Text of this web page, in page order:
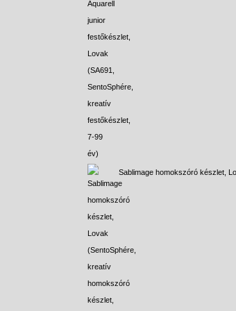
Sablimage homokszóró készlet,